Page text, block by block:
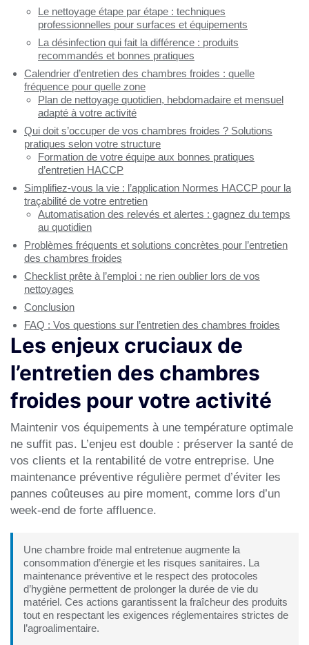
Le nettoyage étape par étape : techniques
professionnelles pour surfaces et équipements
La désinfection qui fait la différence : produits
recommandés et bonnes pratiques
Calendrier d’entretien des chambres froides : quelle
fréquence pour quelle zone
Plan de nettoyage quotidien, hebdomadaire et mensuel
adapté à votre activité
Qui doit s’occuper de vos chambres froides ? Solutions
pratiques selon votre structure
Formation de votre équipe aux bonnes pratiques
d’entretien HACCP
Simplifiez-vous la vie : l’application Normes HACCP pour la
traçabilité de votre entretien
Automatisation des relevés et alertes : gagnez du temps
au quotidien
Problèmes fréquents et solutions concrètes pour l’entretien
des chambres froides
Checklist prête à l’emploi : ne rien oublier lors de vos
nettoyages
Conclusion
FAQ : Vos questions sur l’entretien des chambres froides
Les enjeux cruciaux de
l’entretien des chambres
froides pour votre activité
Maintenir vos équipements à une température optimale
ne suffit pas. L’enjeu est double : préserver la santé de
vos clients et la rentabilité de votre entreprise. Une
maintenance préventive régulière permet d’éviter les
pannes coûteuses au pire moment, comme lors d’un
week-end de forte affluence.
Une chambre froide mal entretenue augmente la
consommation d’énergie et les risques sanitaires. La
maintenance préventive et le respect des protocoles
d’hygiène permettent de prolonger la durée de vie du
matériel. Ces actions garantissent la fraîcheur des produits
tout en respectant les exigences réglementaires strictes de
l’agroalimentaire.